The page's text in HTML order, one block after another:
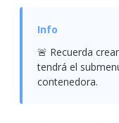
🚨 Recuerda
tendrá el
contenedora.